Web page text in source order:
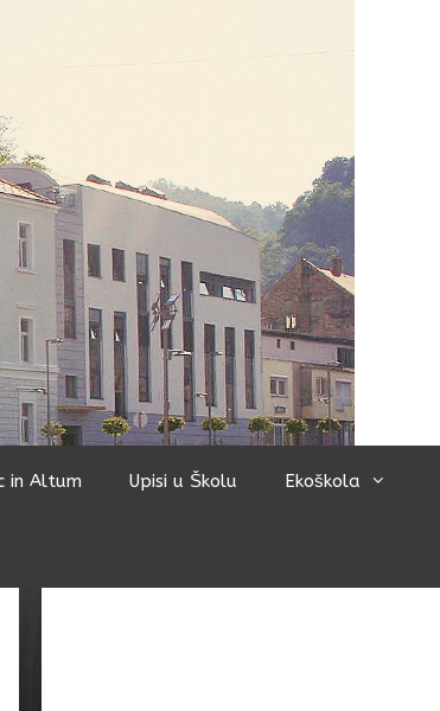
in Altum Upisi u Školu Ekoškola